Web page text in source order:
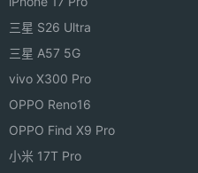
輸介面
線網路
三星 S26 Ultra
三星 A57 5G
vivo X300 Pro
OPPO Reno16
OPPO Find X9 Pro
小米 17T Pro